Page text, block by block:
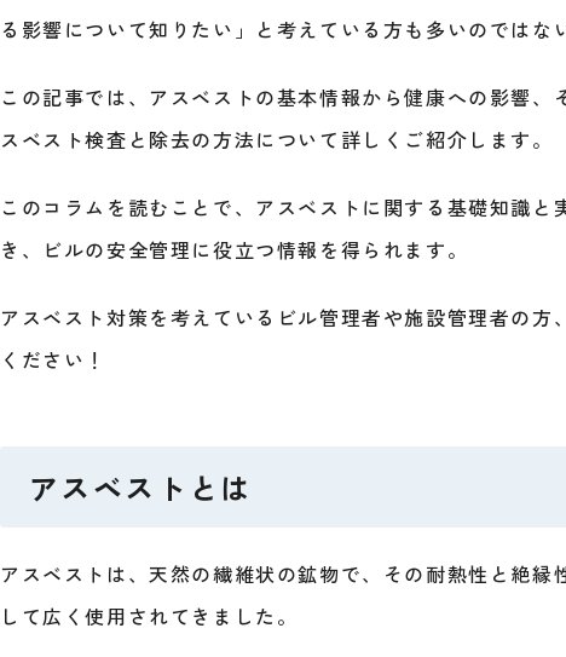
る影響について知りたい」と考えている方も多いのではな
この記事では、アスベストの基本情報から健康への影響、
スベスト検査と除去の方法について詳しくご紹介します。
このコラムを読むことで、アスベストに関する基礎知識と
き、ビルの安全管理に役立つ情報を得られます。
アスベスト対策を考えているビル管理者や施設管理者の方
ください！
アスベストとは
アスベストは、天然の繊維状の鉱物で、その耐熱性と絶縁
して広く使用されてきました。